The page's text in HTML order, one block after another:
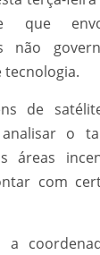
que
não
tecnologia.
de
analisar o
áreas
com
a